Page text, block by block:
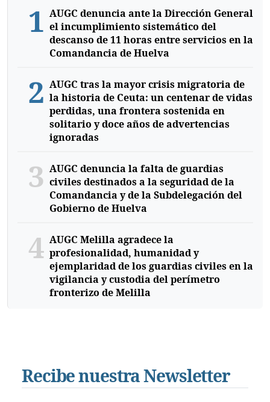
1 AUGC denuncia ante la Dirección General
el incumplimiento sistemático del
descanso de 11 horas entre servicios en la
Comandancia de Huelva
2 AUGC tras la mayor crisis migratoria de
la historia de Ceuta: un centenar de vidas
perdidas, una frontera sostenida en
solitario y doce años de advertencias
ignoradas
3 AUGC denuncia la falta de guardias
civiles destinados a la seguridad de la
Comandancia y de la Subdelegación del
Gobierno de Huelva
4 AUGC Melilla agradece la
profesionalidad, humanidad y
ejemplaridad de los guardias civiles en la
vigilancia y custodia del perímetro
fronterizo de Melilla
Recibe nuestra Newsletter